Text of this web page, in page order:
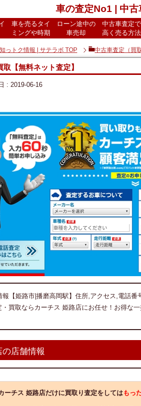
車の査定No1 | 中
車を売るタイ
ミングや時期
ローン途中の
車売却
中古車査定で
高く売る方法
っトク情報 | サテラボ TOP 中古車査定（買
【無料ネット査定】
: 2019-06-16
【姫路市|播磨高岡駅】住所,アクセス,電話番
買取ならカーチス 姫路店にお任せ！お得な
店舗情報
ーチス 姫路店だけに買取り査定をしてはもっ